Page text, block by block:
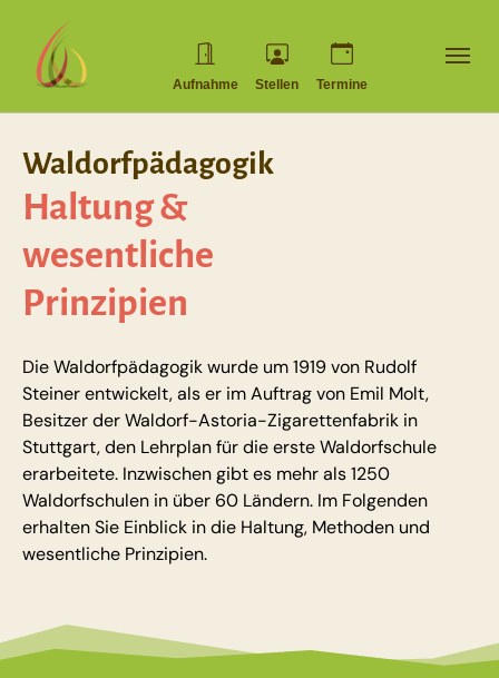
Aufnahme Stellen Termine
Haltung &
wesentliche
Prinzipien
Waldorfpädagogik
Die Waldorfpädagogik wurde um 1919 von Rudolf
Steiner entwickelt, als er im Auftrag von Emil Molt,
Besitzer der Waldorf-Astoria-Zigarettenfabrik in
Stuttgart, den Lehrplan für die erste Waldorfschule
erarbeitete. Inzwischen gibt es mehr als 1250
Waldorfschulen in über 60 Ländern. Im Folgenden
erhalten Sie Einblick in die Haltung, Methoden und
wesentliche Prinzipien.